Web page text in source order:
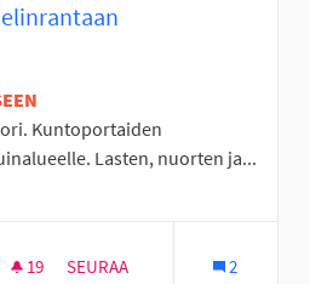
Kuntoportaiden
Lasten, nuorten ja...
Itäinen Seinäjoki
19 19 SEURAAJAA
SEURAA 2